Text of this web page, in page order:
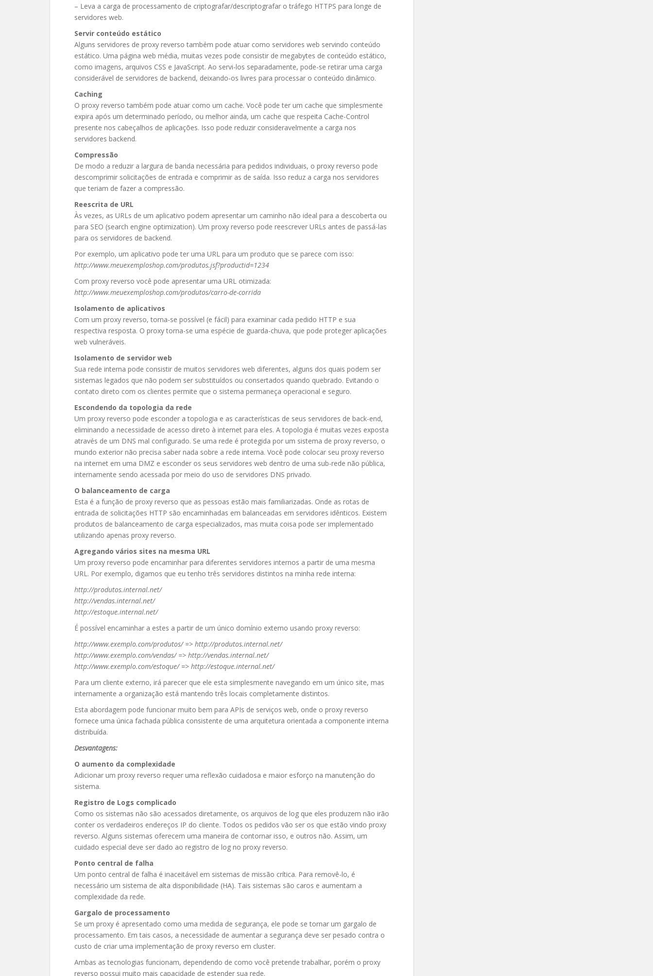
– Leva a carga de processamento de criptografar/descriptografar o tráfego HTTPS para longe de
servidores web.
Servir conteúdo estático
Alguns servidores de proxy reverso também pode atuar como servidores web servindo conteúdo
estático. Uma página web média, muitas vezes pode consistir de megabytes de conteúdo estático,
como imagens, arquivos CSS e JavaScript. Ao servi-los separadamente, pode-se retirar uma carga
considerável de servidores de backend, deixando-os livres para processar o conteúdo dinâmico.
Caching
O proxy reverso também pode atuar como um cache. Você pode ter um cache que simplesmente
expira após um determinado período, ou melhor ainda, um cache que respeita Cache-Control
presente nos cabeçalhos de aplicações. Isso pode reduzir consideravelmente a carga nos
servidores backend.
Compressão
De modo a reduzir a largura de banda necessária para pedidos individuais, o proxy reverso pode
descomprimir solicitações de entrada e comprimir as de saída. Isso reduz a carga nos servidores
que teriam de fazer a compressão.
Reescrita de URL
Às vezes, as URLs de um aplicativo podem apresentar um caminho não ideal para a descoberta ou
para SEO (search engine optimization). Um proxy reverso pode reescrever URLs antes de passá-las
para os servidores de backend.
Por exemplo, um aplicativo pode ter uma URL para um produto que se parece com isso:
http://www.meuexemploshop.com/produtos.jsf?productid=1234
Com proxy reverso você pode apresentar uma URL otimizada:
http://www.meuexemploshop.com/produtos/carro-de-corrida
Isolamento de aplicativos
Com um proxy reverso, torna-se possível (e fácil) para examinar cada pedido HTTP e sua
respectiva resposta. O proxy torna-se uma espécie de guarda-chuva, que pode proteger aplicações
web vulneráveis.
Isolamento de servidor web
Sua rede interna pode consistir de muitos servidores web diferentes, alguns dos quais podem ser
sistemas legados que não podem ser substituídos ou consertados quando quebrado. Evitando o
contato direto com os clientes permite que o sistema permaneça operacional e seguro.
Escondendo da topologia da rede
Um proxy reverso pode esconder a topologia e as características de seus servidores de back-end,
eliminando a necessidade de acesso direto à internet para eles. A topologia é muitas vezes exposta
através de um DNS mal configurado. Se uma rede é protegida por um sistema de proxy reverso, o
mundo exterior não precisa saber nada sobre a rede interna. Você pode colocar seu proxy reverso
na internet em uma DMZ e esconder os seus servidores web dentro de uma sub-rede não pública,
internamente sendo acessada por meio do uso de servidores DNS privado.
O balanceamento de carga
Esta é a função de proxy reverso que as pessoas estão mais familiarizadas. Onde as rotas de
entrada de solicitações HTTP são encaminhadas em balanceadas em servidores idênticos. Existem
produtos de balanceamento de carga especializados, mas muita coisa pode ser implementado
utilizando apenas proxy reverso.
Agregando vários sites na mesma URL
Um proxy reverso pode encaminhar para diferentes servidores internos a partir de uma mesma
URL. Por exemplo, digamos que eu tenho três servidores distintos na minha rede interna:
http://produtos.internal.net/
http://vendas.internal.net/
http://estoque.internal.net/
É possível encaminhar a estes a partir de um único domínio externo usando proxy reverso:
http://www.exemplo.com/produtos/ => http://produtos.internal.net/
http://www.exemplo.com/vendas/ => http://vendas.internal.net/
http://www.exemplo.com/estoque/ => http://estoque.internal.net/
Para um cliente externo, irá parecer que ele esta simplesmente navegando em um único site, mas
internamente a organização está mantendo três locais completamente distintos.
Esta abordagem pode funcionar muito bem para APIs de serviços web, onde o proxy reverso
fornece uma única fachada pública consistente de uma arquitetura orientada a componente interna
distribuída.
Desvantagens:
O aumento da complexidade
Adicionar um proxy reverso requer uma reflexão cuidadosa e maior esforço na manutenção do
sistema.
Registro de Logs complicado
Como os sistemas não são acessados diretamente, os arquivos de log que eles produzem não irão
conter os verdadeiros endereços IP do cliente. Todos os pedidos vão ser os que estão vindo proxy
reverso. Alguns sistemas oferecem uma maneira de contornar isso, e outros não. Assim, um
cuidado especial deve ser dado ao registro de log no proxy reverso.
Ponto central de falha
Um ponto central de falha é inaceitável em sistemas de missão crítica. Para removê-lo, é
necessário um sistema de alta disponibilidade (HA). Tais sistemas são caros e aumentam a
complexidade da rede.
Gargalo de processamento
Se um proxy é apresentado como uma medida de segurança, ele pode se tornar um gargalo de
processamento. Em tais casos, a necessidade de aumentar a segurança deve ser pesado contra o
custo de criar uma implementação de proxy reverso em cluster.
Ambas as tecnologias funcionam, dependendo de como você pretende trabalhar, porém o proxy
reverso possui muito mais capacidade de estender sua rede.